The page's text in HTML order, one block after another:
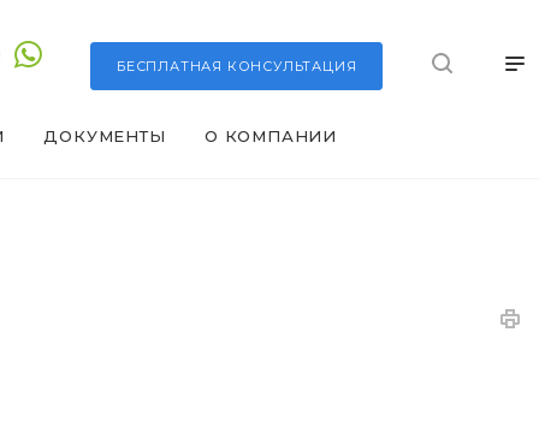
БЕСПЛАТНАЯ КОНСУЛЬТАЦИЯ
ДОКУМЕНТЫ О КОМПАНИИ